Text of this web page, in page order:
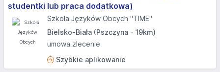
studentki lub praca dodatkowa)
Szkoła Języków Obcych "TIME"
Bielsko-Biała (Pszczyna - 19km)
umowa zlecenie
Szybkie aplikowanie